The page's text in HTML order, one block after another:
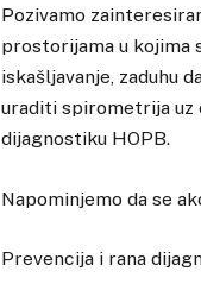
Pozivamo
prostorijama u kojima
iskašljavanje, zaduhu
uraditi spirometrija uz
dijagnostiku HOPB.
Napominjemo da se
Prevencija i rana